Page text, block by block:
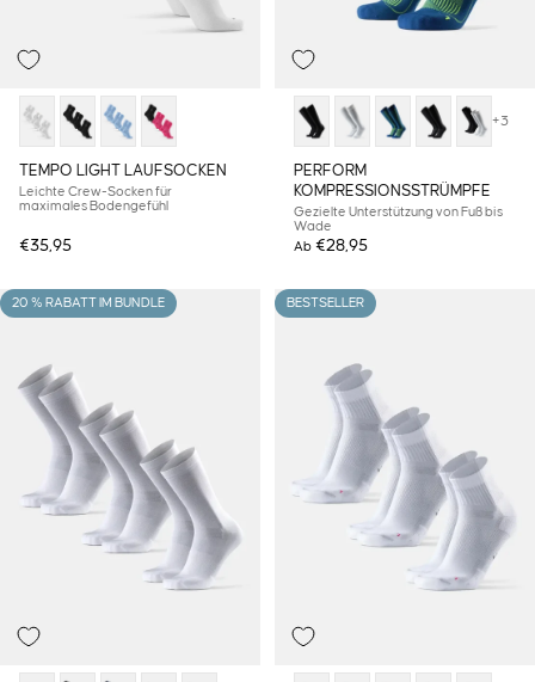
TEMPO LIGHT LAUFSOCKEN
Leichte Crew-Socken für
maximales Bodengefühl
€35,95
+3
PERFORM
KOMPRESSIONSSTRÜMPFE
Gezielte Unterstützung von Fuß bis
Wade
Ab €28,95
20 % RABATT IM BUNDLE BESTSELLER